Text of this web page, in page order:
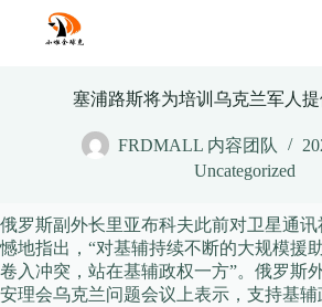
content
塞浦路斯将为培训乌克兰军人
FRDMALL 内容团队
Uncategorized
俄罗斯副外长里亚布科夫此前对卫星通
憾地指出，“对基辅持续不断的大规模援
卷入冲突，站在基辅政权一方”。俄罗斯
安理会乌克兰问题会议上表示，支持基